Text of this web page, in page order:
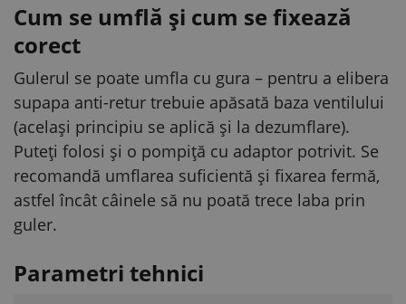
Cum se umflă și cum se fixează
corect
Gulerul se poate umfla cu gura – pentru a elibera
supapa anti-retur trebuie apăsată baza ventilului
(același principiu se aplică și la dezumflare).
Puteți folosi și o pompiță cu adaptor potrivit. Se
recomandă umflarea suficientă și fixarea fermă,
astfel încât câinele să nu poată trece laba prin
guler.
Parametri tehnici